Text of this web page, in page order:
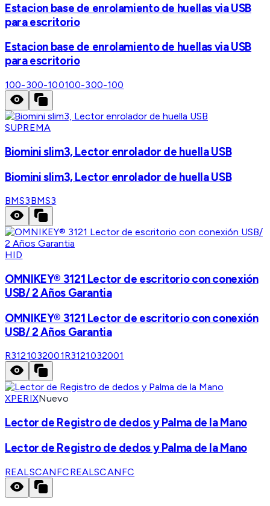
Estacion base de enrolamiento de huellas via USB
para escritorio
Estacion base de enrolamiento de huellas via USB
para escritorio
100-300-100100-300-100
SUPREMA
Biomini slim3, Lector enrolador de huella USB
Biomini slim3, Lector enrolador de huella USB
BMS3BMS3
HID
OMNIKEY® 3121 Lector de escritorio con conexión
USB/ 2 Años Garantia
OMNIKEY® 3121 Lector de escritorio con conexión
USB/ 2 Años Garantia
R3121032001R3121032001
XPERIXNuevo
Lector de Registro de dedos y Palma de la Mano
Lector de Registro de dedos y Palma de la Mano
REALSCANFCREALSCANFC